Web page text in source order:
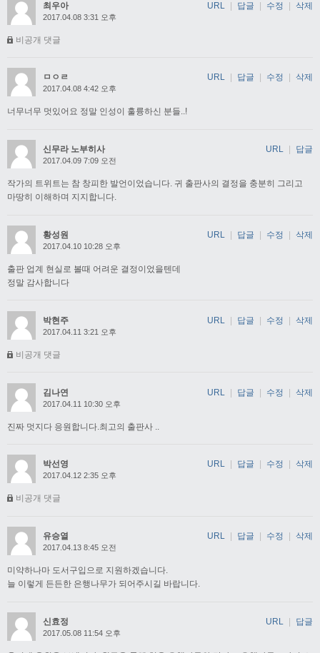
최우아
2017.04.08 3:31 오후
비공개 댓글
URL | 답글 | 수정 | 삭제
ㅁㅇㄹ
2017.04.08 4:42 오후
너무너무 멋있어요 정말 인성이 훌륭하신 분들..!
URL 답글 수정 삭제
신무라 노부히사
2017.04.09 7:09 오전
작가의 트위트는 참 창피한 발언이었습니다. 귀 출판사의 결정을 충분히 그리고
마땅히 이해하며 지지합니다.
URL 답글
황성원
2017.04.10 10:28 오후
출판 업계 현실로 볼때 어려운 결정이었을텐데
정말 감사합니다
URL 답글 수정 삭제
박현주
2017.04.11 3:21 오후
비공개 댓글
URL | 답글 | 수정 | 삭제
김나연
2017.04.11 10:30 오후
진짜 멋지다 응원합니다.최고의 출판사 ..
URL | 답글 | 수정 | 삭제
박선영
2017.04.12 2:35 오후
비공개 댓글
URL 답글 수정 삭제
유승열
2017.04.13 8:45 오전
미약하나마 도서구입으로 지원하겠습니다.
늘 이렇게 든든한 은행나무가 되어주시길 바랍니다.
URL 답글 수정 삭제
신효정
2017.05.08 11:54 오후
URL 답글